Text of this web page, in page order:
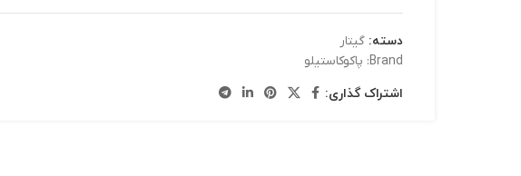
دسته: گیتار
Brand: پاکوکاستیلو
اشتراک گذاری: